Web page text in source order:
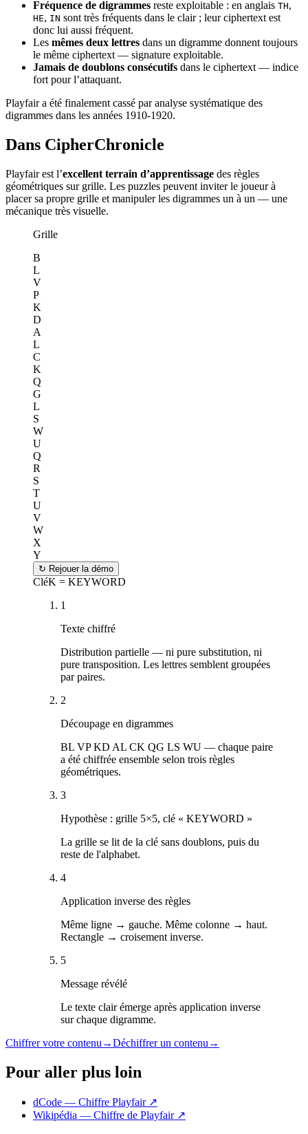
Fréquence de digrammes reste exploitable : en anglais TH,
HE, IN sont très fréquents dans le clair ; leur ciphertext est
donc lui aussi fréquent.
Les mêmes deux lettres dans un digramme donnent toujours
le même ciphertext — signature exploitable.
Jamais de doublons consécutifs dans le ciphertext — indice
fort pour l’attaquant.
Playfair a été finalement cassé par analyse systématique des
digrammes dans les années 1910-1920.
Dans CipherChronicle
Playfair est l’excellent terrain d’apprentissage des règles
géométriques sur grille. Les puzzles peuvent inviter le joueur à
placer sa propre grille et manipuler les digrammes un à un — une
mécanique très visuelle.
Grille
B
L
V
P
K
D
A
L
C
K
Q
G
L
S
W
U
Q
R
S
T
U
V
W
X
Y
↻ Rejouer la démo
CléK = KEYWORD
1
Texte chiffré
Distribution partielle — ni pure substitution, ni
pure transposition. Les lettres semblent groupées
par paires.
2
Découpage en digrammes
BL VP KD AL CK QG LS WU — chaque paire
a été chiffrée ensemble selon trois règles
géométriques.
3
Hypothèse : grille 5×5, clé « KEYWORD »
La grille se lit de la clé sans doublons, puis du
reste de l'alphabet.
4
Application inverse des règles
Même ligne → gauche. Même colonne → haut.
Rectangle → croisement inverse.
5
Message révélé
Le texte clair émerge après application inverse
sur chaque digramme.
Chiffrer votre contenu →Déchiffrer un contenu →
Pour aller plus loin
dCode — Chiffre Playfair ↗
Wikipédia — Chiffre de Playfair ↗